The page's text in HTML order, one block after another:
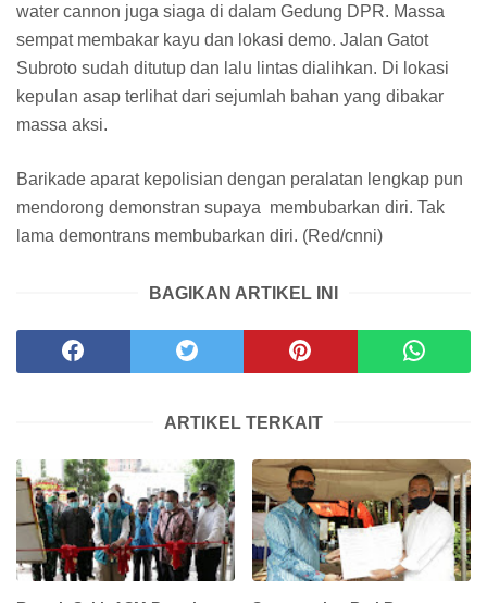
water cannon juga siaga di dalam Gedung DPR. Massa
sempat membakar kayu dan lokasi demo. Jalan Gatot
Subroto sudah ditutup dan lalu lintas dialihkan. Di lokasi
kepulan asap terlihat dari sejumlah bahan yang dibakar
massa aksi.
Barikade aparat kepolisian dengan peralatan lengkap pun
mendorong demonstran supaya membubarkan diri. Tak
lama demontrans membubarkan diri. (Red/cnni)
BAGIKAN ARTIKEL INI
ARTIKEL TERKAIT